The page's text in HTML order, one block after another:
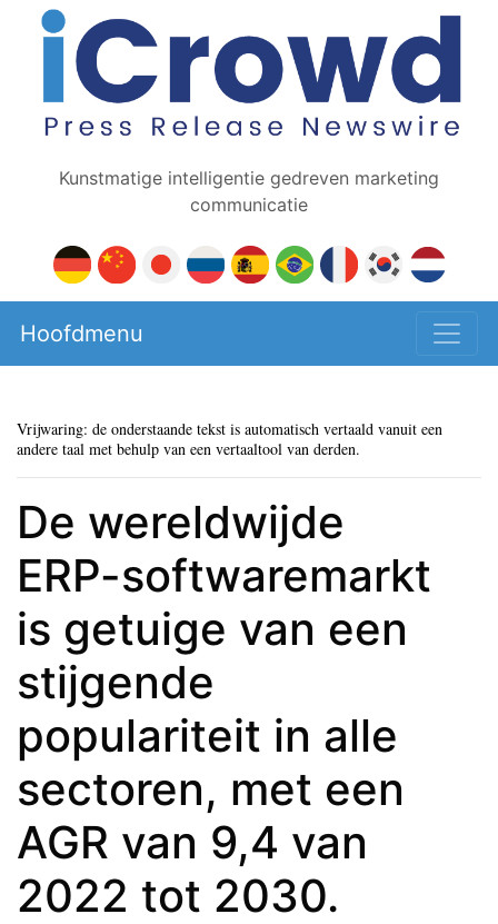
Kunstmatige intelligentie gedreven marketing
communicatie
Hoofdmenu
Vrijwaring: de onderstaande tekst is automatisch vertaald vanuit een
andere taal met behulp van een vertaaltool van derden.
De wereldwijde
ERP-softwaremarkt
is getuige van een
stijgende
populariteit in alle
sectoren, met een
AGR van 9,4 van
2022 tot 2030.